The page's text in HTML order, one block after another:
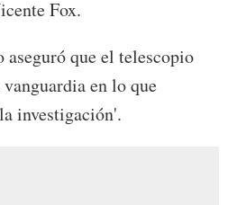
Fox.
que el telescopio
en lo que
investigación'.